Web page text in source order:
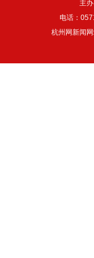
主
电话：
杭州网新闻